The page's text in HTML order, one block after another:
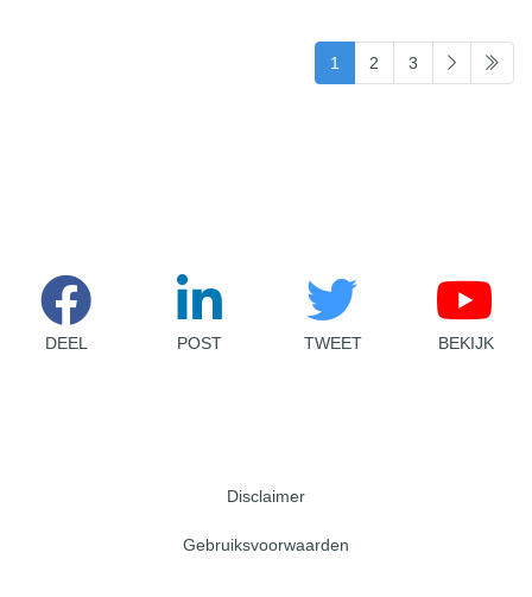
1 (current)
2 3
DEEL POST TWEET BEKIJK
Disclaimer
Gebruiksvoorwaarden